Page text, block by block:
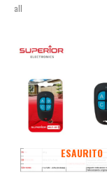
all
ESAURITO